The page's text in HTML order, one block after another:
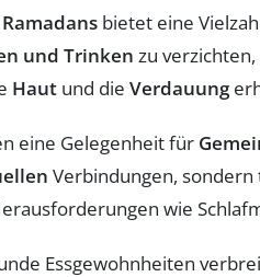
bietet eine
und Trinken zu
Haut und die Verdauung
eine Gelegenheit für
Verbindungen,
wie
Essgewohnheiten